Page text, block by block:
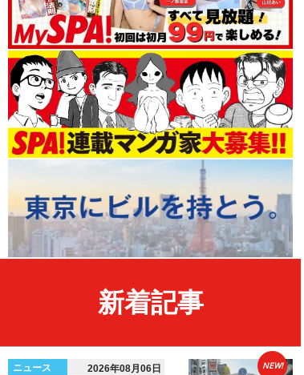
新着記事
ニュース 2026年08月06日 NEW!